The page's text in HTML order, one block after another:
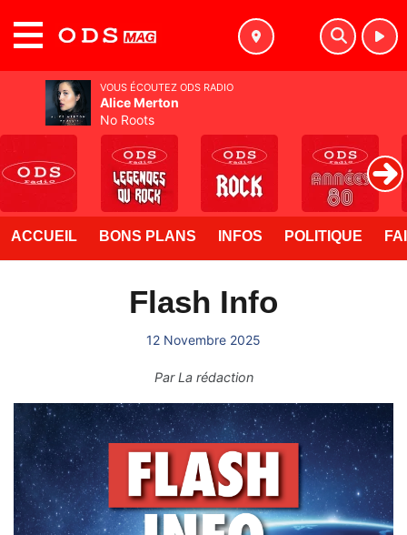
ACCUEIL BONS PLANS INFOS POLITIQUE
Flash Info
12 Novembre 2025
ParLa rédaction
VOUS ÉCOUTEZ ODS RADIO
Alice Merton
No Roots